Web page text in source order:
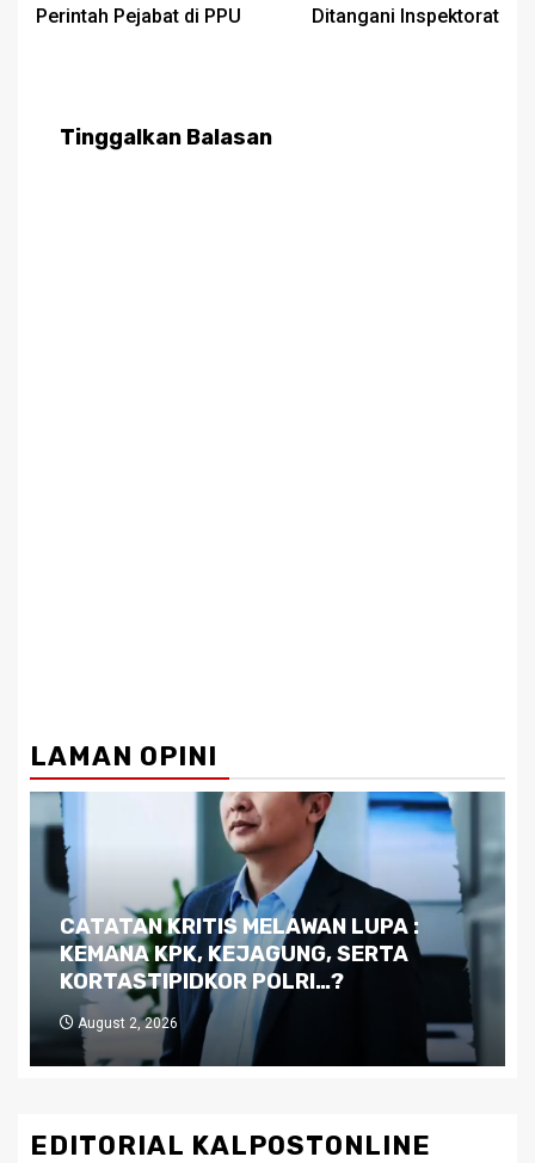
Perintah Pejabat di PPU
Ditangani Inspektorat
Tinggalkan Balasan
LAMAN OPINI
Dilema Kaltim di Tengah Krisis:
Kutukan Sumber Daya Alam dan
Pemimpin yang Tak Kreatif
July 29, 2026
EDITORIAL KALPOSTONLINE